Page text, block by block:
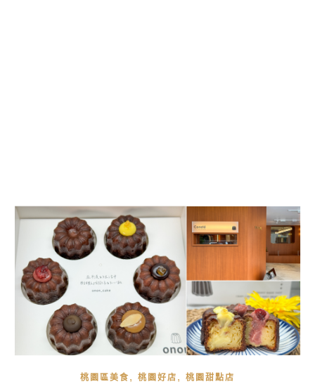
桃園區美食 , 桃園好店 , 桃園甜點店